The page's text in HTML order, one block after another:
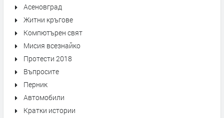
Асеновград
Житни кръгове
Компютърен свят
Мисия всезнайко
Протести 2018
Въпросите
Перник
Автомобили
Кратки истории